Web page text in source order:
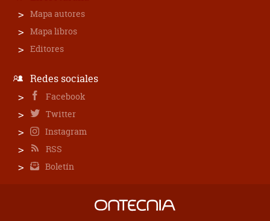
Mapa autores
Mapa libros
Editores
Redes sociales
Facebook
Twitter
Instagram
RSS
Boletín